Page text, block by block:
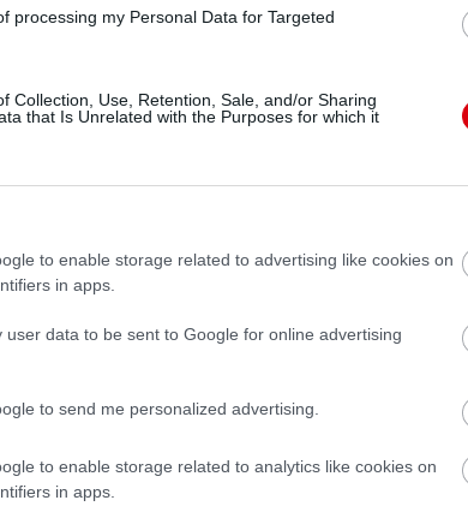
processing my Personal Data for Targeted
Collection, Use, Retention, Sale, and/or Sharing
that Is Unrelated with the Purposes for which it
to enable storage related to advertising like cookies on
in apps.
user data to be sent to Google for online advertising
to send me personalized advertising.
to enable storage related to analytics like cookies on
in apps.